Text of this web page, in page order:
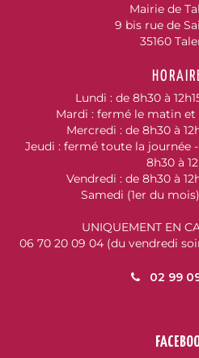
Mairie de
9 bis rue de
35160
Lundi : de 8h30 à
Mardi : fermé le matin et
Mercredi : de 8h30 à
Jeudi : fermé toute la journée
8h30 à
Vendredi : de 8h30 à
Samedi (1er du
UNIQUEMENT EN
06 70 20 09 04 (du vendredi
02 99